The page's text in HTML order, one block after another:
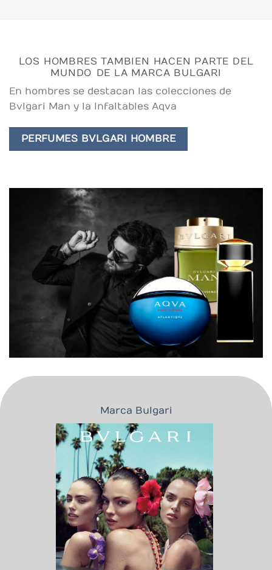
LOS HOMBRES TAMBIEN HACEN PARTE DEL
MUNDO DE LA MARCA BULGARI
En hombres se destacan las colecciones de
Bvlgari Man y la Infaltables Aqva
PERFUMES BVLGARI HOMBRE
Marca Bulgari